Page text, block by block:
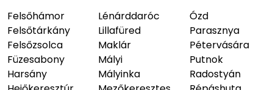
Felsőhámor
Felsőtárkány
Felsőzsolca
Füzesabony
Harsány
Lénárddaróc
Lillafüred
Maklár
Mályi
Mályinka
Ózd
Parasznya
Pétervására
Putnok
Radostyán